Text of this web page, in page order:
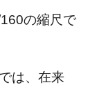
の縮尺で
は、在来